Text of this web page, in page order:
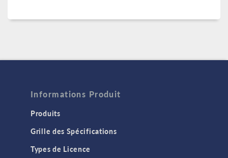
Informations Produit
Produits
Grille des Spécifications
Types de Licence